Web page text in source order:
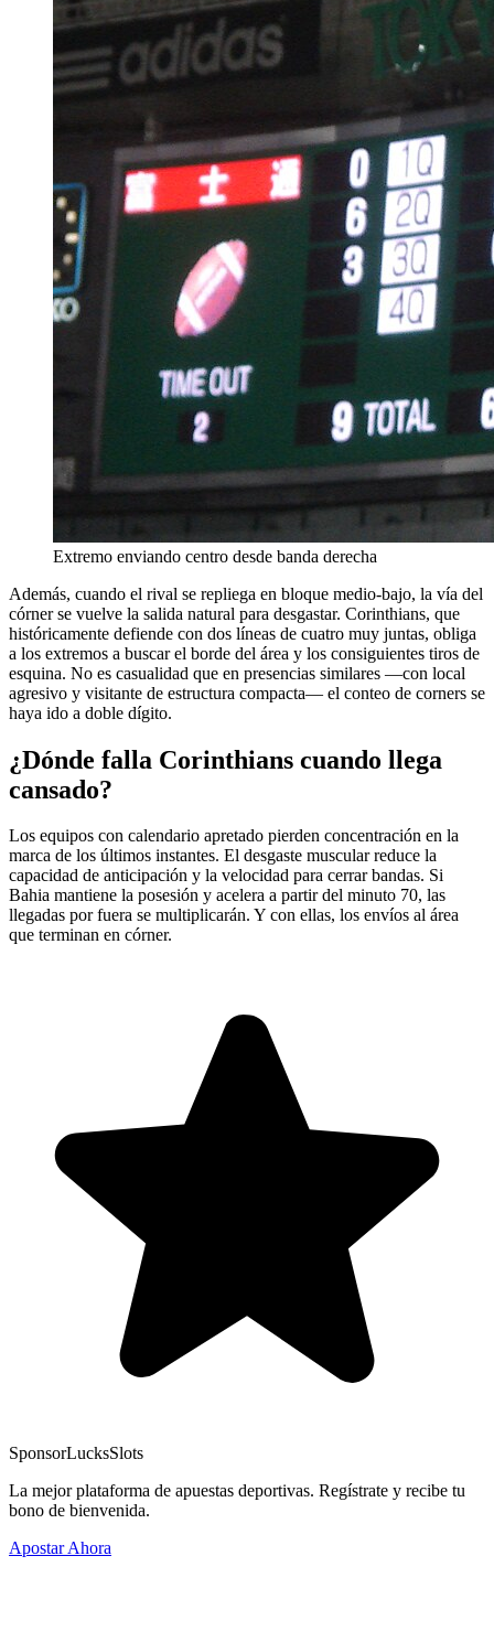
Extremo enviando centro desde banda derecha
Además, cuando el rival se repliega en bloque medio-bajo, la vía del
córner se vuelve la salida natural para desgastar. Corinthians, que
históricamente defiende con dos líneas de cuatro muy juntas, obliga
a los extremos a buscar el borde del área y los consiguientes tiros de
esquina. No es casualidad que en presencias similares —con local
agresivo y visitante de estructura compacta— el conteo de corners se
haya ido a doble dígito.
¿Dónde falla Corinthians cuando llega
cansado?
Los equipos con calendario apretado pierden concentración en la
marca de los últimos instantes. El desgaste muscular reduce la
capacidad de anticipación y la velocidad para cerrar bandas. Si
Bahia mantiene la posesión y acelera a partir del minuto 70, las
llegadas por fuera se multiplicarán. Y con ellas, los envíos al área
que terminan en córner.
SponsorLucksSlots
La mejor plataforma de apuestas deportivas. Regístrate y recibe tu
bono de bienvenida.
Apostar Ahora